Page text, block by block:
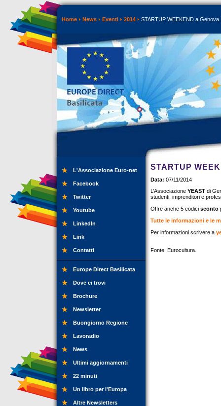
Home News Eventi 2014 STARTUP WEEKEND a
L'Associazione Euro-net
Facebook
Twitter
Youtube
LinkedIn
Link
Contatti
Europe Direct Basilicata
Dove ci trovi
Brochure
Newsletter
Buongiorno Regione
Lavoradio
News
Ultimi aggiornamenti
22 minuti
Un libro per l'Europa
Altre Newsletters
STARTUP
Data: 07/11/2014
L’Associazione YEAST di
studenti, imprenditori e
Offre anche 5 codici sconto
Tutte le informazioni e le
Per informazioni scrivere a
Fonte: Eurocultura.